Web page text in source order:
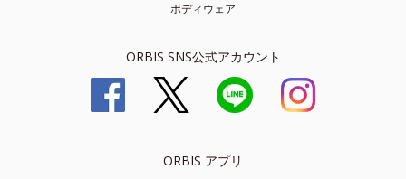
ボディウェア
ORBIS SNS公式アカウント
ORBIS アプリ